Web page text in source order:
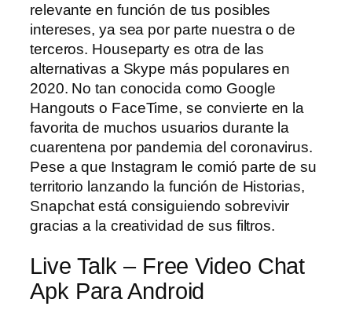
relevante en función de tus posibles
intereses, ya sea por parte nuestra o de
terceros. Houseparty es otra de las
alternativas a Skype más populares en
2020. No tan conocida como Google
Hangouts o FaceTime, se convierte en la
favorita de muchos usuarios durante la
cuarentena por pandemia del coronavirus.
Pese a que Instagram le comió parte de su
territorio lanzando la función de Historias,
Snapchat está consiguiendo sobrevivir
gracias a la creatividad de sus filtros.
Live Talk – Free Video Chat
Apk Para Android